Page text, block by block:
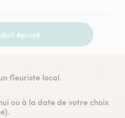
épuisé
fleuriste local.
ou à la date de votre choix